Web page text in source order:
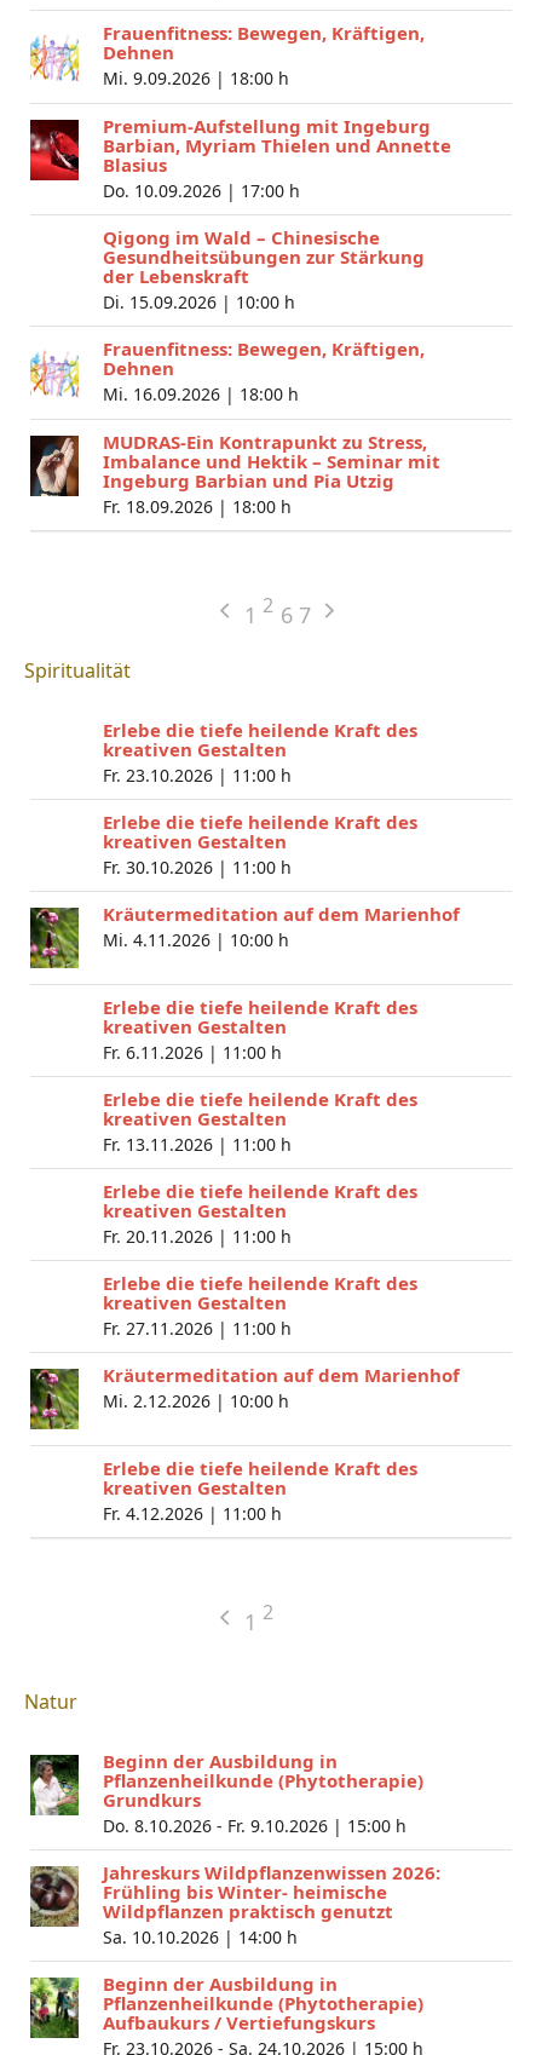
Frauenfitness: Bewegen, Kräftigen,
Dehnen
Mi. 9.09.2026 | 18:00 h
Premium-Aufstellung mit Ingeburg
Barbian, Myriam Thielen und Annette
Blasius
Do. 10.09.2026 | 17:00 h
Qigong im Wald – Chinesische
Gesundheitsübungen zur Stärkung
der Lebenskraft
Di. 15.09.2026 | 10:00 h
Frauenfitness: Bewegen, Kräftigen,
Dehnen
Mi. 16.09.2026 | 18:00 h
MUDRAS-Ein Kontrapunkt zu Stress,
Imbalance und Hektik – Seminar mit
Ingeburg Barbian und Pia Utzig
Fr. 18.09.2026 | 18:00 h
1 2 6 7
Spiritualität
Erlebe die tiefe heilende Kraft des
kreativen Gestalten
Fr. 23.10.2026 | 11:00 h
Erlebe die tiefe heilende Kraft des
kreativen Gestalten
Fr. 30.10.2026 | 11:00 h
Kräutermeditation auf dem Marienhof
Mi. 4.11.2026 | 10:00 h
Erlebe die tiefe heilende Kraft des
kreativen Gestalten
Fr. 6.11.2026 | 11:00 h
Erlebe die tiefe heilende Kraft des
kreativen Gestalten
Fr. 13.11.2026 | 11:00 h
Erlebe die tiefe heilende Kraft des
kreativen Gestalten
Fr. 20.11.2026 | 11:00 h
Erlebe die tiefe heilende Kraft des
kreativen Gestalten
Fr. 27.11.2026 | 11:00 h
Kräutermeditation auf dem Marienhof
Mi. 2.12.2026 | 10:00 h
Erlebe die tiefe heilende Kraft des
kreativen Gestalten
Fr. 4.12.2026 | 11:00 h
1 2
Natur
Beginn der Ausbildung in
Pflanzenheilkunde (Phytotherapie)
Grundkurs
Do. 8.10.2026 - Fr. 9.10.2026 | 15:00 h
Jahreskurs Wildpflanzenwissen 2026:
Frühling bis Winter- heimische
Wildpflanzen praktisch genutzt
Sa. 10.10.2026 | 14:00 h
Beginn der Ausbildung in
Pflanzenheilkunde (Phytotherapie)
Aufbaukurs / Vertiefungskurs
Fr. 23.10.2026 - Sa. 24.10.2026 | 15:00 h